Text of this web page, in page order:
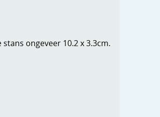
ongeveer 10.2 x 3.3cm.